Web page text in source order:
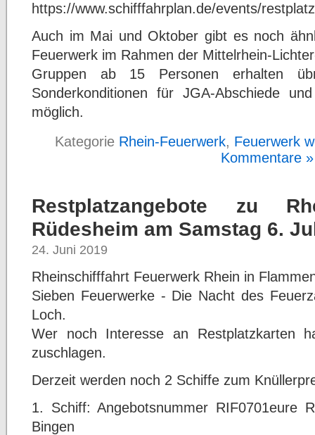
https://www.schifffahrplan.de/events/
Auch im Mai und Oktober gibt es noch
Feuerwerk im Rahmen der Mittelrhein-
Gruppen ab 15 Personen erhalten
Sonderkonditionen für JGA-Abschiede
möglich.
Kategorie Rhein-Feuerwerk, Feuerwerk
Kommentare »
Restplatzangebote zu
Rüdesheim am Samstag 6.
24. Juni 2019
Rheinschifffahrt Feuerwerk Rhein in
Sieben Feuerwerke - Die Nacht des
Loch.
Wer noch Interesse an Restplatzkarten
zuschlagen.
Derzeit werden noch 2 Schiffe zum
1. Schiff: Angebotsnummer RIF0701eure
Bingen